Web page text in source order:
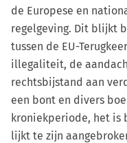
de Europese en
regelgeving. Dit blijkt
tussen de EU-
illegaliteit, de
rechtsbijstand aan
een bont en divers
kroniekperiode, het is
lijkt te zijn